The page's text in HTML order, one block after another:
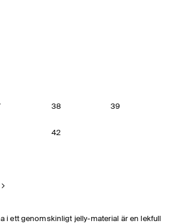
38 39
42
i ett genomskinligt jelly-material är en lekfull